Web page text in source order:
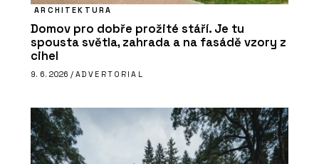
ARCHITEKTURA
Domov pro dobře prožité stáří. Je tu
spousta světla, zahrada a na fasádě vzory z
cihel
9. 6. 2026 / ADVERTORIAL